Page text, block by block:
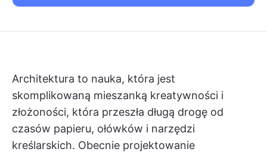
Architektura to nauka, która jest
skomplikowaną mieszanką kreatywności i
złożoności, która przeszła długą drogę od
czasów papieru, ołówków i narzędzi
kreślarskich. Obecnie projektowanie